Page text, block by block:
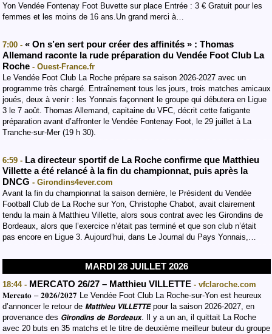
Yon Vendée Fontenay Foot Buvette sur place Entrée : 3 € Gratuit pour les
femmes et les moins de 16 ans.Un grand merci à…
7:00 - « On s’en sert pour créer des affinités » : Thomas
Allemand raconte la rude préparation du Vendée Foot Club La
Roche - Ouest-France.fr
Le Vendée Foot Club La Roche prépare sa saison 2026-2027 avec un
programme très chargé. Entraînement tous les jours, trois matches amicaux
joués, deux à venir : les Yonnais façonnent le groupe qui débutera en Ligue
3 le 7 août. Thomas Allemand, capitaine du VFC, décrit cette fatigante
préparation avant d’affronter le Vendée Fontenay Foot, le 29 juillet à La
Tranche-sur-Mer (19 h 30).
6:59 - La directeur sportif de La Roche confirme que Matthieu
Villette a été relancé à la fin du championnat, puis après la
DNCG - Girondins4ever.com
Avant la fin du championnat la saison dernière, le Président du Vendée
Football Club de La Roche sur Yon, Christophe Chabot, avait clairement
tendu la main à Matthieu Villette, alors sous contrat avec les Girondins de
Bordeaux, alors que l’exercice n’était pas terminé et que son club n’était
pas encore en Ligue 3. Aujourd’hui, dans Le Journal du Pays Yonnais,…
MARDI 28 JUILLET 2026
18:44 - MERCATO 26/27 – Matthieu VILLETTE - vfclaroche.com
𝐌𝐞𝐫𝐜𝐚𝐭𝐨 – 𝟐𝟎𝟐𝟔/𝟐𝟎𝟐𝟕 Le Vendée Foot Club La Roche-sur-Yon est heureux
d’annoncer le retour de 𝙈𝙖𝙩𝙩𝙝𝙞𝙚𝙪 𝙑𝙄𝙇𝙇𝙀𝙏𝙏𝙀 pour la saison 2026-2027, en
provenance des 𝙂𝙞𝙧𝙤𝙣𝙙𝙞𝙣𝙨 𝙙𝙚 𝘽𝙤𝙧𝙙𝙚𝙖𝙪𝙭. Il y a un an, il quittait La Roche
avec 20 buts en 35 matchs et le titre de deuxième meilleur buteur du groupe